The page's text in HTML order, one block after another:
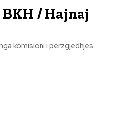
/ Hajnaj
komisioni i përzgjedhjes